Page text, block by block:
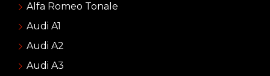
Alfa Romeo Tonale
Audi A1
Audi A2
Audi A3